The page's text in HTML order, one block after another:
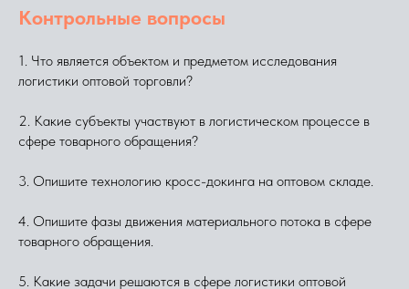
Контрольные вопросы
1. Что является объектом и предметом исследования
логистики оптовой торговли?
2. Какие субъекты участвуют в логистическом процессе в
сфере товарного обращения?
3. Опишите технологию кросс-докинга на оптовом складе.
4. Опишите фазы движения материального потока в сфере
товарного обращения.
5. Какие задачи решаются в сфере логистики оптовой